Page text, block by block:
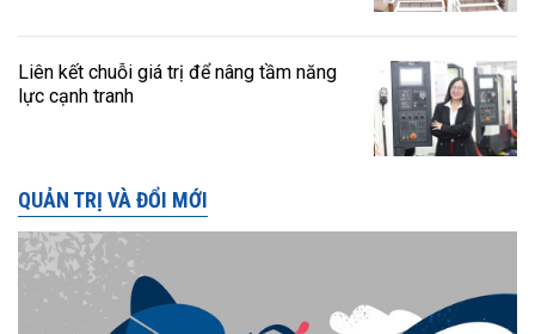
Liên kết chuỗi giá trị để nâng tầm năng
lực cạnh tranh
QUẢN TRỊ VÀ ĐỔI MỚI